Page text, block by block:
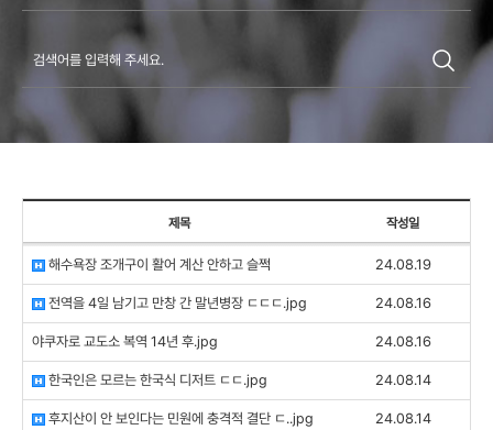
제목 작성일
해수욕장 조개구이 활어 계산 안하고 슬쩍 24.08.19
전역을 4일 남기고 만창 간 말년병장 ㄷㄷㄷ.jpg 24.08.16
야쿠자로 교도소 복역 14년 후.jpg 24.08.16
한국인은 모르는 한국식 디저트 ㄷㄷ.jpg 24.08.14
후지산이 안 보인다는 민원에 충격적 결단 ㄷ..jpg 24.08.14